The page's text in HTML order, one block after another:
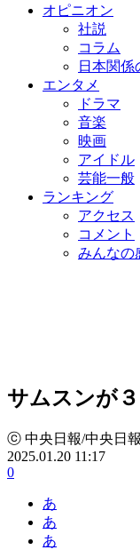
オピニオン
社説
コラム
日本関係
エンタメ
ドラマ
音楽
映画
アイドル
芸能一般
ランキング
アクセス
コメント
みんなの
サムスンが
ⓒ 中央日報/中央日
2025.01.20 11:17
0
あ
あ
あ